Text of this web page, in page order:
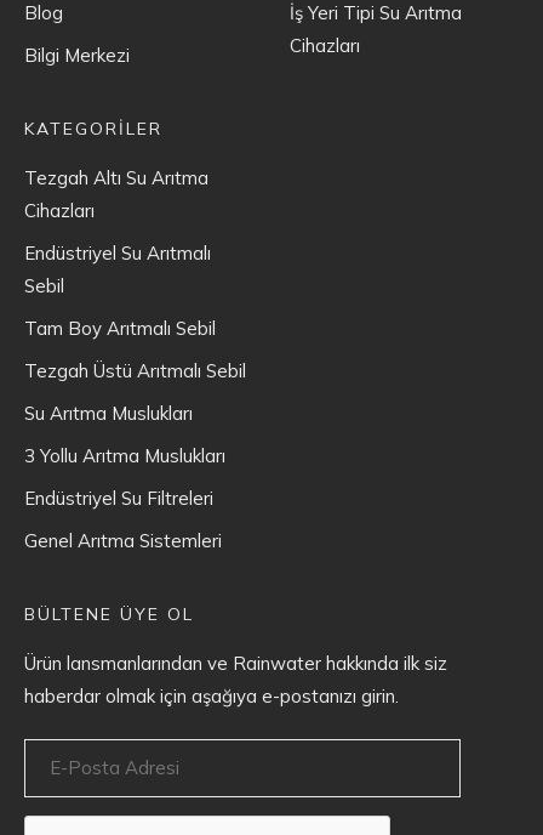
Blog
Bilgi Merkezi
İş Yeri Tipi Su Arıtma
Cihazları
KATEGORİLER
Tezgah Altı Su Arıtma
Cihazları
Endüstriyel Su Arıtmalı
Sebil
Tam Boy Arıtmalı Sebil
Tezgah Üstü Arıtmalı Sebil
Su Arıtma Muslukları
3 Yollu Arıtma Muslukları
Endüstriyel Su Filtreleri
Genel Arıtma Sistemleri
BÜLTENE ÜYE OL
Ürün lansmanlarından ve Rainwater hakkında ilk siz
haberdar olmak için aşağıya e-postanızı girin.